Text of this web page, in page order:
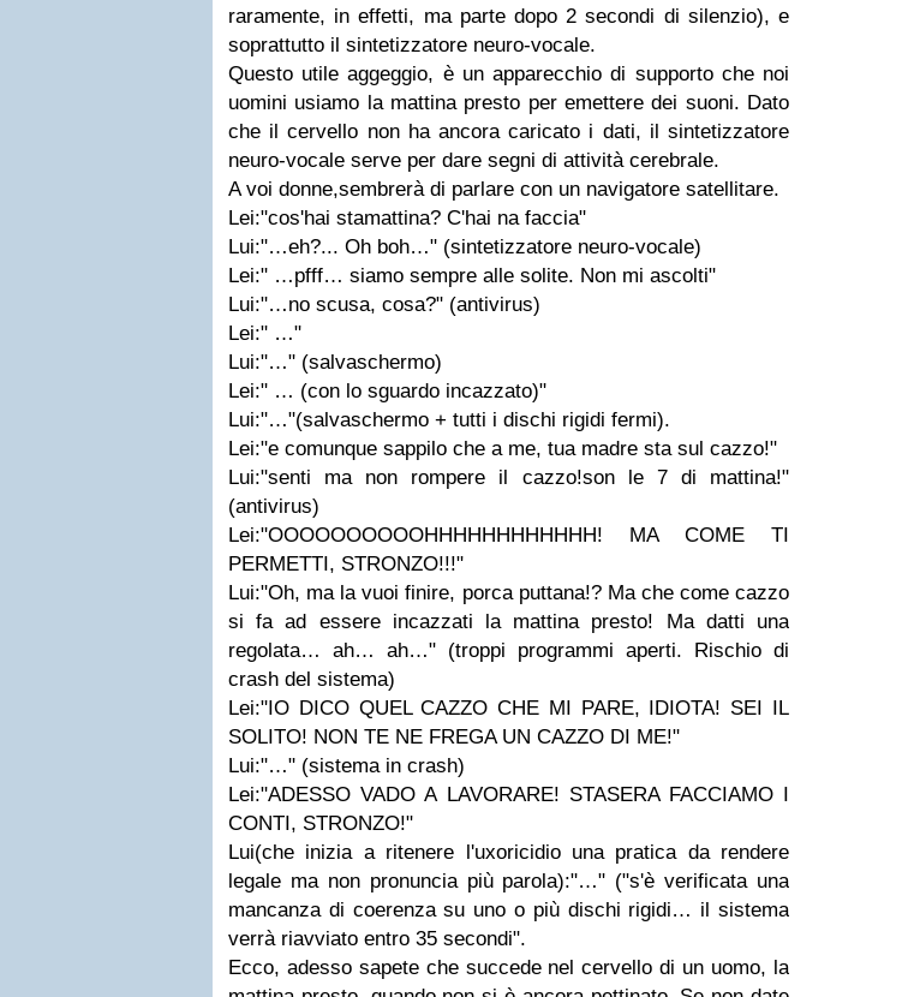
raramente, in effetti, ma parte dopo 2 secondi di silenzio), e
soprattutto il sintetizzatore neuro-vocale.
Questo utile aggeggio, è un apparecchio di supporto che noi
uomini usiamo la mattina presto per emettere dei suoni. Dato
che il cervello non ha ancora caricato i dati, il sintetizzatore
neuro-vocale serve per dare segni di attività cerebrale.
A voi donne,sembrerà di parlare con un navigatore satellitare.
Lei:"cos'hai stamattina? C'hai na faccia"
Lui:"…eh?... Oh boh…" (sintetizzatore neuro-vocale)
Lei:" …pfff… siamo sempre alle solite. Non mi ascolti"
Lui:"…no scusa, cosa?" (antivirus)
Lei:" …"
Lui:"…" (salvaschermo)
Lei:" … (con lo sguardo incazzato)"
Lui:"…"(salvaschermo + tutti i dischi rigidi fermi).
Lei:"e comunque sappilo che a me, tua madre sta sul cazzo!"
Lui:"senti ma non rompere il cazzo!son le 7 di mattina!"
(antivirus)
Lei:"OOOOOOOOOOHHHHHHHHHHHH! MA COME TI
PERMETTI, STRONZO!!!"
Lui:"Oh, ma la vuoi finire, porca puttana!? Ma che come cazzo
si fa ad essere incazzati la mattina presto! Ma datti una
regolata… ah… ah…" (troppi programmi aperti. Rischio di
crash del sistema)
Lei:"IO DICO QUEL CAZZO CHE MI PARE, IDIOTA! SEI IL
SOLITO! NON TE NE FREGA UN CAZZO DI ME!"
Lui:"…" (sistema in crash)
Lei:"ADESSO VADO A LAVORARE! STASERA FACCIAMO I
CONTI, STRONZO!"
Lui(che inizia a ritenere l'uxoricidio una pratica da rendere
legale ma non pronuncia più parola):"…" ("s'è verificata una
mancanza di coerenza su uno o più dischi rigidi… il sistema
verrà riavviato entro 35 secondi".
Ecco, adesso sapete che succede nel cervello di un uomo, la